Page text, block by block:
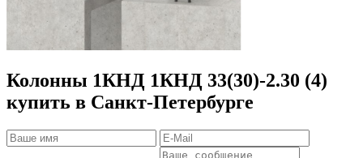
Колонны 1КНД 1КНД 33(30)-2.30 (4)
купить в Санкт-Петербурге